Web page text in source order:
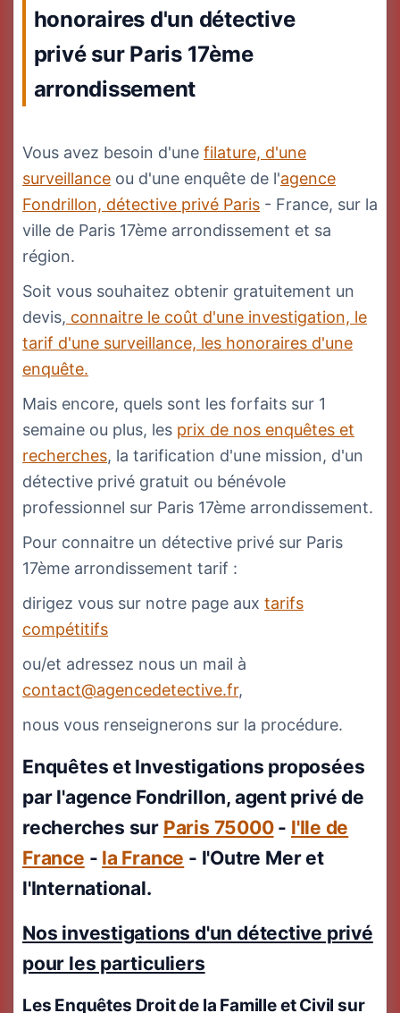
honoraires d'un détective
privé sur Paris 17ème
arrondissement
Vous avez besoin d'une filature, d'une
surveillance ou d'une enquête de l'agence
Fondrillon, détective privé Paris - France, sur la
ville de Paris 17ème arrondissement et sa
région.
Soit vous souhaitez obtenir gratuitement un
devis, connaitre le coût d'une investigation, le
tarif d'une surveillance, les honoraires d'une
enquête.
Mais encore, quels sont les forfaits sur 1
semaine ou plus, les prix de nos enquêtes et
recherches, la tarification d'une mission, d'un
détective privé gratuit ou bénévole
professionnel sur Paris 17ème arrondissement.
Pour connaitre un détective privé sur Paris
17ème arrondissement tarif :
dirigez vous sur notre page aux tarifs
compétitifs
ou/et adressez nous un mail à
contact@agencedetective.fr,
nous vous renseignerons sur la procédure.
Enquêtes et Investigations proposées
par l'agence Fondrillon, agent privé de
recherches sur Paris 75000- l'Ile de
France - la France - l'Outre Mer et
l'International.
Nos investigations d'un détective privé
pour les particuliers
Les Enquêtes Droit de la Famille et Civil sur